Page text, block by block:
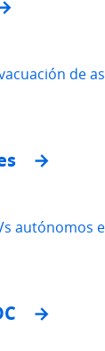
de
autónomos